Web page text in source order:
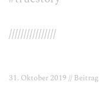
////////////////
31. Oktober 2019 // Beitrag